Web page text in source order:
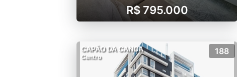
R$ 795.000
CAPÃO DA CANOA
Centro
188